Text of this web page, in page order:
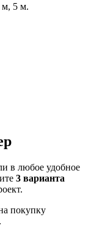
м, 5 м.
в любое удобное
3 варианта
покупку